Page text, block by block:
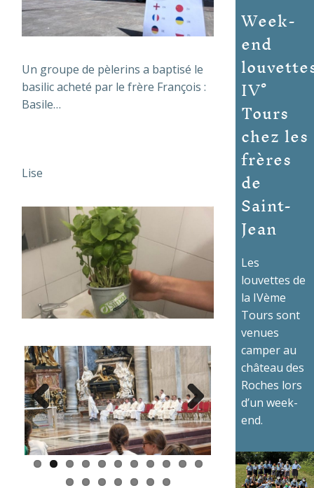
Un groupe de pèlerins a baptisé le
basilic acheté par le frère François :
Basile…
Lise
Previous Next
Week-
end
IV°
Tours
chez les
frères
de
Saint-
Jean
Les
louvettes de
la IVème
Tours sont
venues
camper au
château des
Roches lors
d’un week-
end.